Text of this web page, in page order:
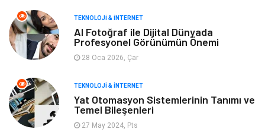
Tarım & Hayvancılık Moda
TEKNOLOJI & İNTERNET
AI Fotoğraf ile Dijital Dünyada
Profesyonel Görünümün Önemi
28 Oca 2026, Çar
TEKNOLOJI & İNTERNET
Yat Otomasyon Sistemlerinin Tanımı ve
Temel Bileşenleri
27 May 2024, Pts